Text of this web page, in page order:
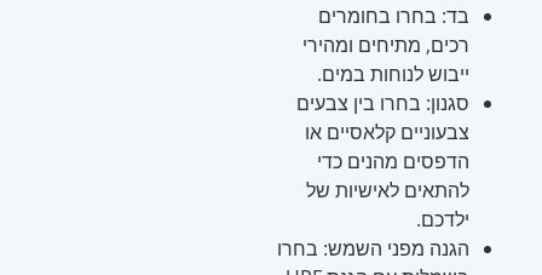
בד: בחרו בחומרים
רכים, מתיחים ומהירי
ייבוש לנוחות במים.
סגנון: בחרו בין צבעים
צבעוניים קלאסיים או
הדפסים מהנים כדי
להתאים לאישיות של
ילדכם.
הגנה מפני השמש: בחרו